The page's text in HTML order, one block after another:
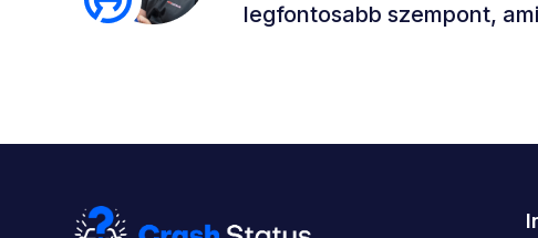
legfontosabb szempont,